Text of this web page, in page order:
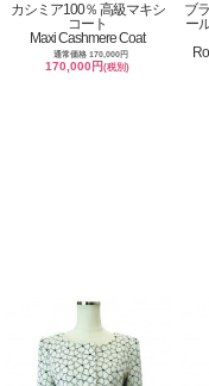
カシミア100％ 高級マキシ
コート
Maxi Cashmere Coat
通常価格 170,000円
170,000円(税別)
ブ
ー